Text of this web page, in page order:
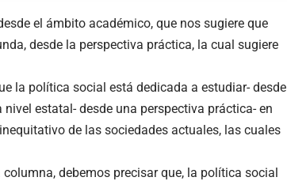
el ámbito académico, que nos sugiere que
desde la perspectiva práctica, la cual sugiere
la política social está dedicada a estudiar- desde
estatal- desde una perspectiva práctica- en
de las sociedades actuales, las cuales
debemos precisar que, la política social